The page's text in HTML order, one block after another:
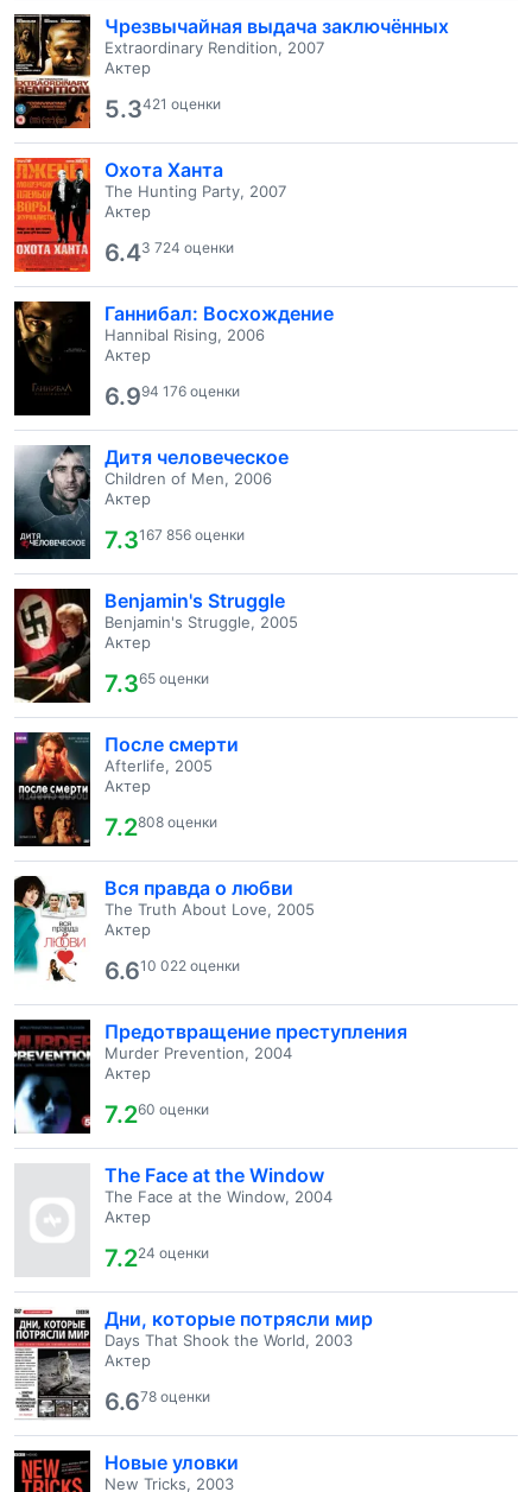
Чрезвычайная выдача заключённых
Extraordinary Rendition, 2007
Актер
5.3421 оценки
Охота Ханта
The Hunting Party, 2007
Актер
6.43 724 оценки
Ганнибал: Восхождение
Hannibal Rising, 2006
Актер
6.994 176 оценки
Дитя человеческое
Children of Men, 2006
Актер
7.3167 856 оценки
Benjamin's Struggle
Benjamin's Struggle, 2005
Актер
7.365 оценки
После смерти
Afterlife, 2005
Актер
7.2808 оценки
Вся правда о любви
The Truth About Love, 2005
Актер
6.610 022 оценки
Предотвращение преступления
Murder Prevention, 2004
Актер
7.260 оценки
The Face at the Window
The Face at the Window, 2004
Актер
7.224 оценки
Дни, которые потрясли мир
Days That Shook the World, 2003
Актер
6.678 оценки
Новые уловки
New Tricks, 2003